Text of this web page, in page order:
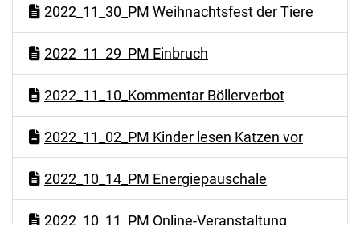
2022_11_30_PM Weihnachtsfest der Tiere
2022_11_29_PM Einbruch
2022_11_10_Kommentar Böllerverbot
2022_11_02_PM Kinder lesen Katzen vor
2022_10_14_PM Energiepauschale
2022_10_11_PM Online-Veranstaltung